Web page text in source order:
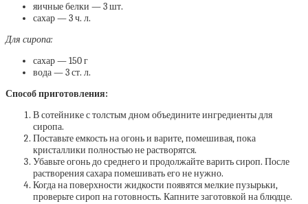
яичные белки — 3 шт.
сахар — 3 ч. л.
Для сиропа:
сахар — 150 г
вода — 3 ст. л.
Способ приготовления:
В сотейнике с толстым дном объедините ингредиенты для
сиропа.
Поставьте емкость на огонь и варите, помешивая, пока
кристаллики полностью не растворятся.
Убавьте огонь до среднего и продолжайте варить сироп. После
растворения сахара помешивать его не нужно.
Когда на поверхности жидкости появятся мелкие пузырьки,
проверьте сироп на готовность. Капните заготовкой на блюдце.